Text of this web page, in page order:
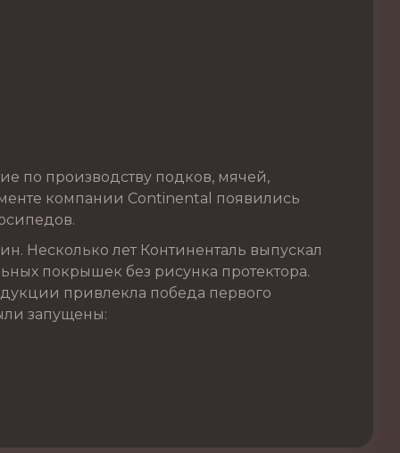
по производству подков, мячей,
компании Continental появились
Несколько лет Континенталь выпускал
покрышек без рисунка протектора.
привлекла победа первого
запущены: